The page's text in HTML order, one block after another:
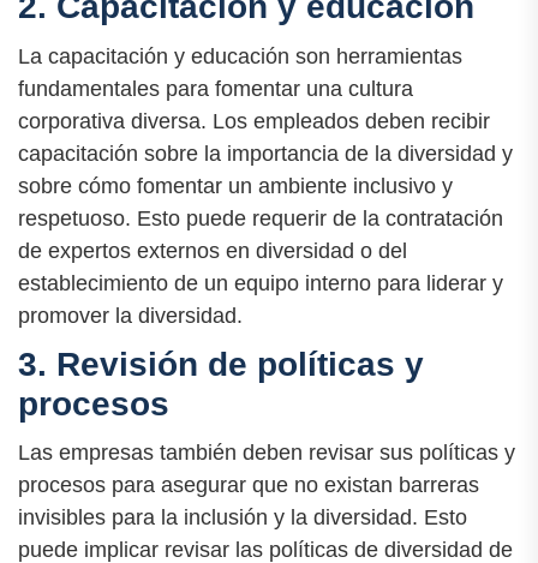
La capacitación y educación son herramientas
fundamentales para fomentar una cultura
corporativa diversa. Los empleados deben recibir
capacitación sobre la importancia de la diversidad y
sobre cómo fomentar un ambiente inclusivo y
respetuoso. Esto puede requerir de la contratación
de expertos externos en diversidad o del
establecimiento de un equipo interno para liderar y
promover la diversidad.
3. Revisión de políticas y
procesos
Las empresas también deben revisar sus políticas y
procesos para asegurar que no existan barreras
invisibles para la inclusión y la diversidad. Esto
puede implicar revisar las políticas de diversidad de